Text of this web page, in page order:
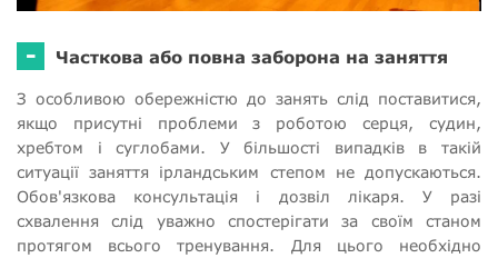
- Часткова або повна заборона на заняття
З особливою обережністю до занять слід поставитися,
якщо присутні проблеми з роботою серця, судин,
хребтом і суглобами. У більшості випадків в такій
ситуації заняття ірландським степом не допускаються.
Обов'язкова консультація і дозвіл лікаря. У разі
схвалення слід уважно спостерігати за своїм станом
протягом всього тренування. Для цього необхідно